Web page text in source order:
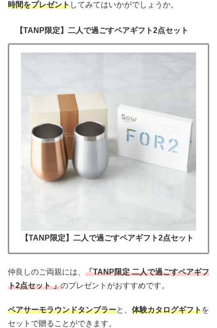
時間をプレゼントしてみてはいかがでしょうか。
【TANP限定】二人で過ごすペアギフト2点セット
【TANP限定】二人で過ごすペアギフト2点セット
仲良しのご両親には、 「TANP限定 二人で過ごすペアギフ
ト2点セット 」のプレゼントがおすすめです。
ペアサーモラウンドタンブラーと、 体験カタログギフトを
セットで贈ることができます。